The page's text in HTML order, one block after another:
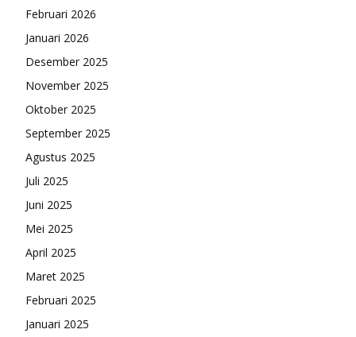
Februari 2026
Januari 2026
Desember 2025
November 2025
Oktober 2025
September 2025
Agustus 2025
Juli 2025
Juni 2025
Mei 2025
April 2025
Maret 2025
Februari 2025
Januari 2025